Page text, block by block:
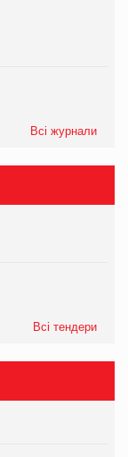
Всі журнали
Всі тендери